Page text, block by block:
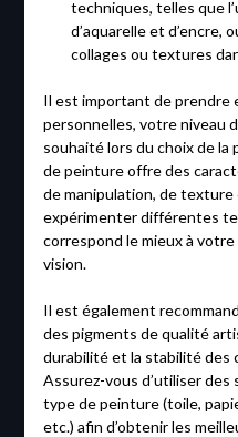
techniques, telles que
d’aquarelle et d’encre,
collages ou textures
Il est important de prendre
personnelles, votre niveau
souhaité lors du choix de
de peinture offre des
de manipulation, de texture
expérimenter différentes
correspond le mieux à
vision.
Il est également
des pigments de qualité
durabilité et la stabilité des
Assurez-vous d’utiliser
type de peinture (toile,
etc.) afin d’obtenir les